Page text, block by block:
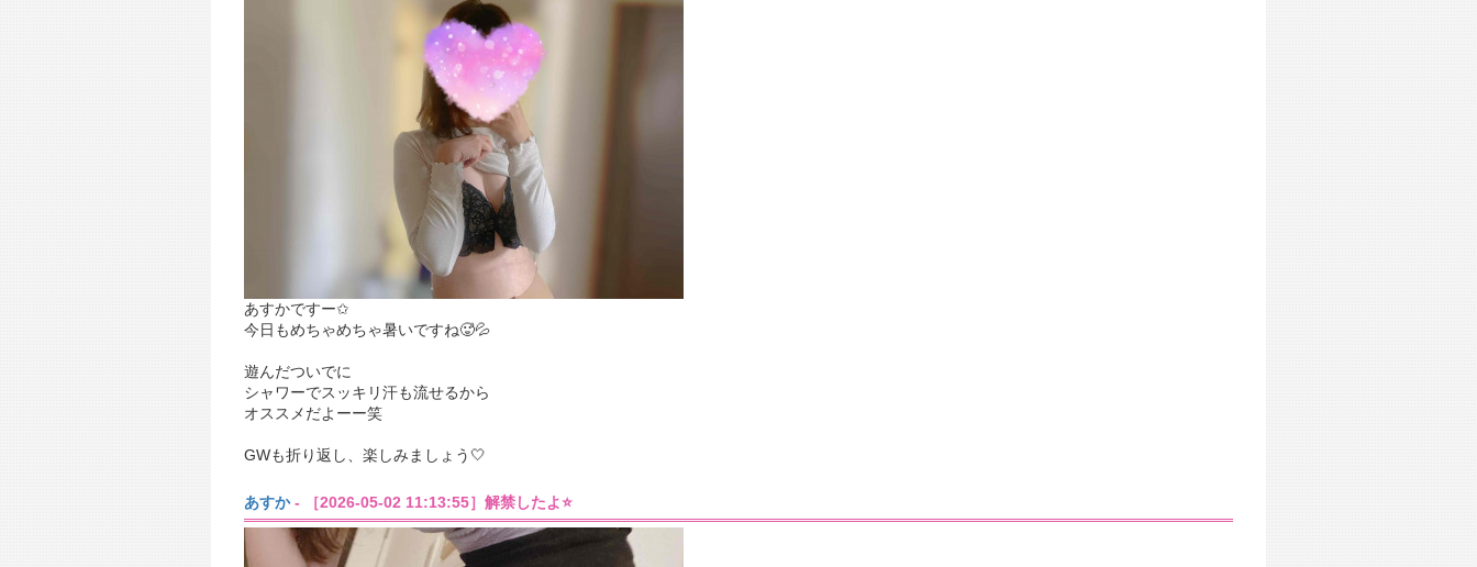
あすかですー✩︎
今日もめちゃめちゃ暑いですね🥵💦
遊んだついでに
シャワーでスッキリ汗も流せるから
オススメだよーー笑
GWも折り返し、楽しみましょう🤍
あすか- ［2026-05-02 11:13:55］解禁したよ⭐